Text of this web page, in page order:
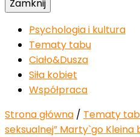
Zamknij
Psychologia i kultura
Tematy tabu
Ciało&Dusza
Siła kobiet
Współpraca
Strona główna / Tematy
seksualnej” Marty`go Kleina